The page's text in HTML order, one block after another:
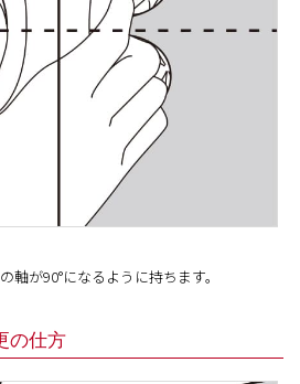
軸が90°になるように持ちます。
の仕方